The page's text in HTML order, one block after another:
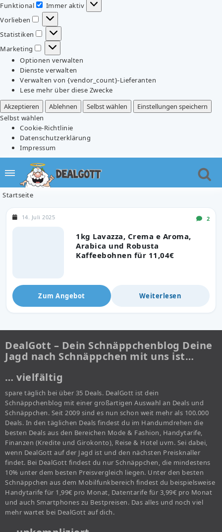
Funktional
Funktional
Immer aktiv
Vorlieben
Vorlieben
Statistiken
Statistiken
Marketing
Marketing
Optionen verwalten
Dienste verwalten
Verwalten von {vendor_count}-Lieferanten
Lese mehr über diese Zwecke
Akzeptieren
Ablehnen Selbst wählen
Einstellungen speichern
Selbst wählen
Cookie-Richtlinie
Datenschutzerklärung
Impressum
Startseite
1kg Lavazza, Crema e Aroma,
Arabica und Robusta
Kaffeebohnen für 11,04€
14. Juli 2025 2
Zum Angebot Weiterlesen
DealGott – Dein Schnäppchenblog Deine
Jagd nach Schnäppchen mit uns ist…
… vielfältig
spare täglich bei über 35 Deals. DealGott ist dein
Schnäppchenblog mit einer großartigen Auswahl an Deals und
Schnäppchen. Seit 2009 sind es nun schon weit mehr als 100.000
Deals. In den täglichen Deals findest du im Handumdrehen die
besten Deals aus den Bereichen Mode & Fashion, Handytarife,
Finanzen (Kredite und Girokonto), Reise & Hotel uvm. Sei dabei,
wenn DealGott auf der Jagd ist und den nächsten Preisknaller
findet. Bei DealGott findest du nur Schnäppchen, die mindestens
10% unter dem besten Preisvergleich liegen. Unter den besten
Schnäppchen aus dem Mobilfunkbereich findest du beispielsweise
Handytarife für 1,99€ pro Monat, Datentarife für 3,99€ pro Monat
und auch Smartphones zu Bestpreisen. Das alles und noch viel
mehr wartet bei DealGott auf dich.